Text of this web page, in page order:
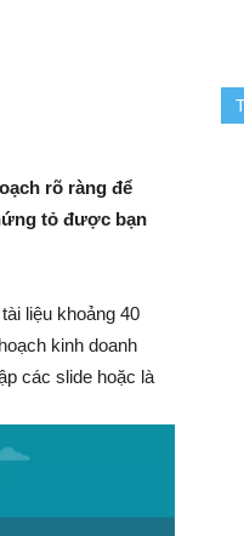
rõ ràng để
tỏ được bạn
liệu khoảng 40
kinh doanh
các slide hoặc là